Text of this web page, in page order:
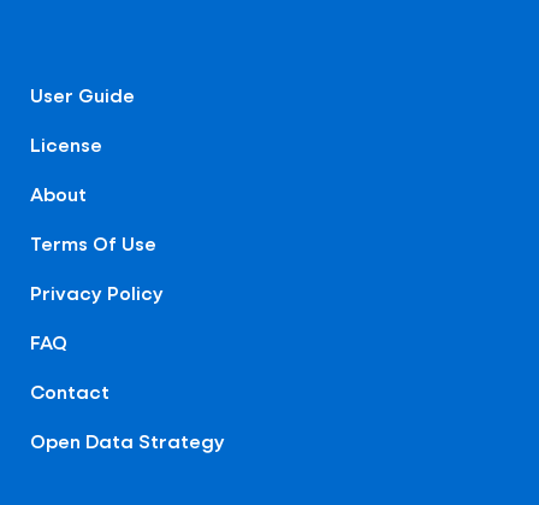
User Guide
License
About
Terms Of Use
Privacy Policy
FAQ
Contact
Open Data Strategy